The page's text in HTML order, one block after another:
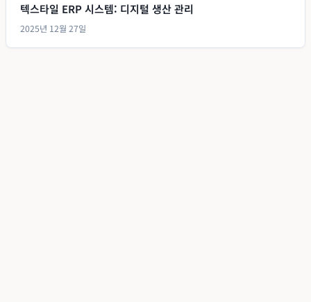
텍스타일 ERP 시스템: 디지털 생산 관리
2025년 12월 27일